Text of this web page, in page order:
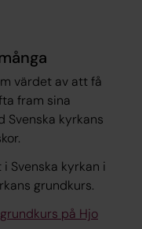
värdet av att få
fram sina
Svenska kyrkans
Svenska kyrkan i
grundkurs.
på Hjo